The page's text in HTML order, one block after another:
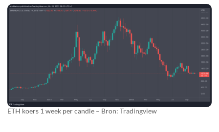
ETH koers 1 week per candle – Bron: Tradingview